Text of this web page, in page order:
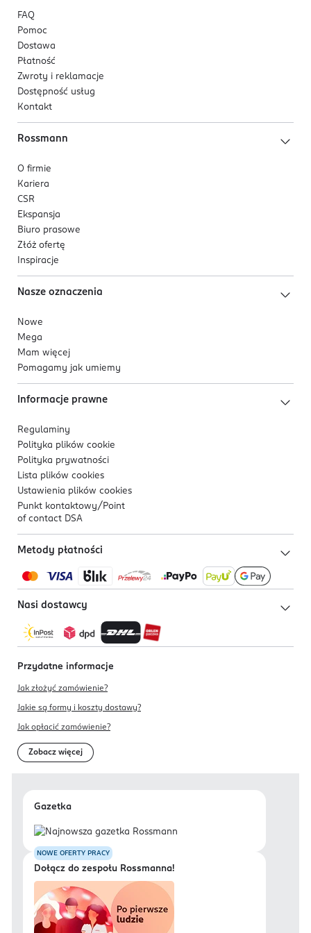
FAQ
Pomoc
Dostawa
Płatność
Zwroty i reklamacje
Dostępność usług
Kontakt
Rossmann
O firmie
Kariera
CSR
Ekspansja
Biuro prasowe
Złóż ofertę
Inspiracje
Nasze oznaczenia
Nowe
Mega
Mam więcej
Pomagamy jak umiemy
Informacje prawne
Regulaminy
Polityka plików cookie
Polityka prywatności
Lista plików cookies
Ustawienia plików cookies
Punkt kontaktowy/ Point
of contact DSA
Metody płatności
Nasi dostawcy
Przydatne informacje
Jak złożyć zamówienie?
Jakie są formy i koszty dostawy?
Jak opłacić zamówienie?
Zobacz więcej
Gazetka
NOWE OFERTY PRACY
Dołącz do zespołu Rossmanna!